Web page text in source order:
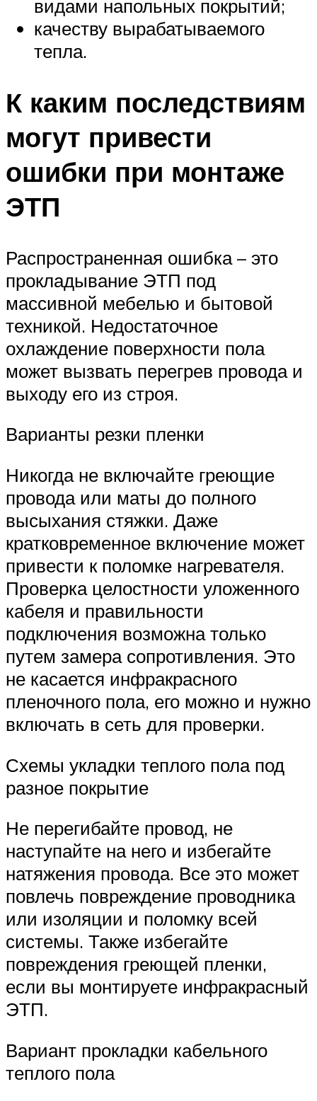
видами напольных покрытий;
качеству вырабатываемого
тепла.
К каким последствиям
могут привести
ошибки при монтаже
ЭТП
Распространенная ошибка – это
прокладывание ЭТП под
массивной мебелью и бытовой
техникой. Недостаточное
охлаждение поверхности пола
может вызвать перегрев провода и
выходу его из строя.
Варианты резки пленки
Никогда не включайте греющие
провода или маты до полного
высыхания стяжки. Даже
кратковременное включение может
привести к поломке нагревателя.
Проверка целостности уложенного
кабеля и правильности
подключения возможна только
путем замера сопротивления. Это
не касается инфракрасного
пленочного пола, его можно и нужно
включать в сеть для проверки.
Схемы укладки теплого пола под
разное покрытие
Не перегибайте провод, не
наступайте на него и избегайте
натяжения провода. Все это может
повлечь повреждение проводника
или изоляции и поломку всей
системы. Также избегайте
повреждения греющей пленки,
если вы монтируете инфракрасный
ЭТП.
Вариант прокладки кабельного
теплого пола